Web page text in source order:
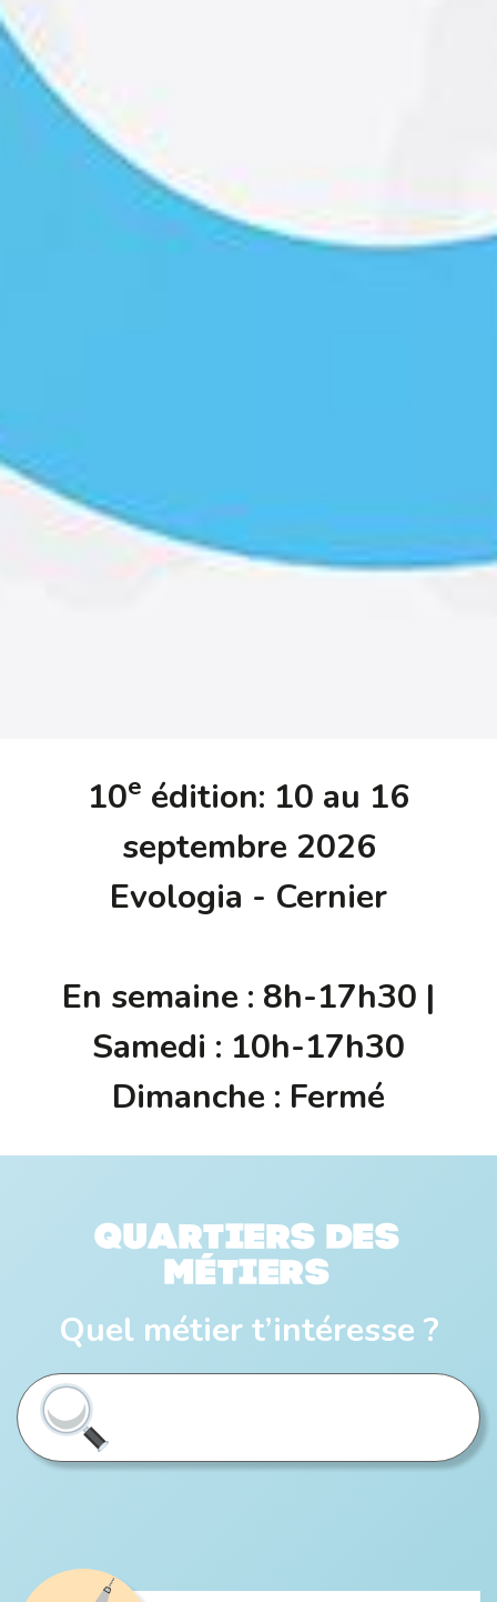
10e édition: 10 au 16
septembre 2026
Evologia - Cernier
En semaine : 8h-17h30 |
Samedi : 10h-17h30
Dimanche : Fermé
Quartiers des
métiers
Quel métier t’intéresse ?